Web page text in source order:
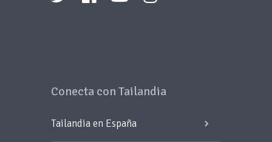
Conecta con Tailandia
Tailandia en España